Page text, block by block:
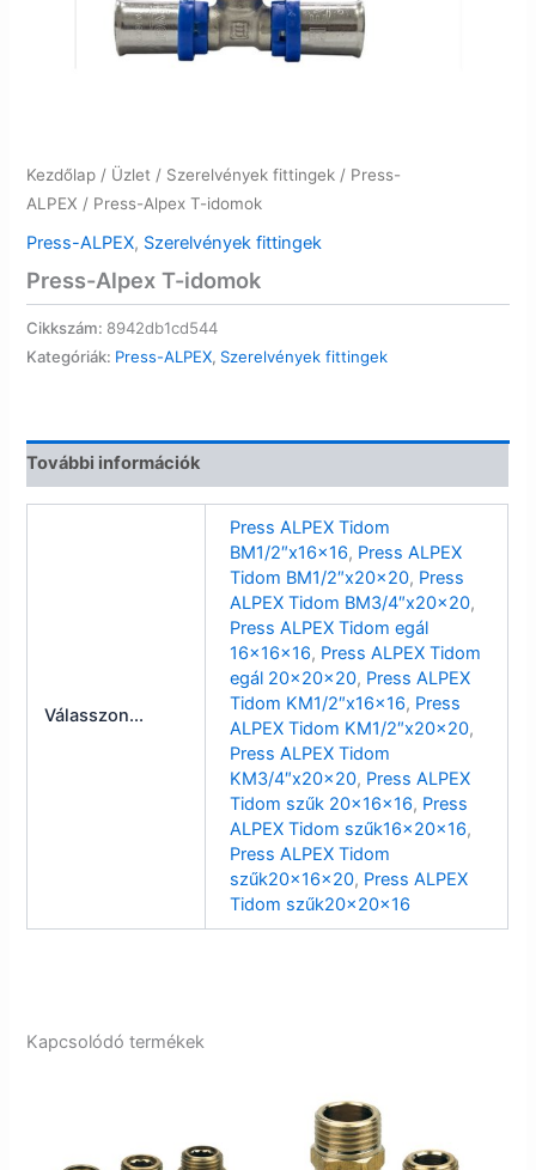
Kezdőlap / Üzlet / Szerelvények fittingek / Press-
ALPEX / Press-Alpex T-idomok
Press-ALPEX, Szerelvények fittingek
Press-Alpex T-idomok
Cikkszám: 8942db1cd544
Kategóriák: Press-ALPEX, Szerelvények fittingek
További információk
Válasszon...
Press ALPEX Tidom
BM1/2″x16x16, Press ALPEX
Tidom BM1/2″x20x20, Press
ALPEX Tidom BM3/4″x20x20,
Press ALPEX Tidom egál
16x16x16, Press ALPEX Tidom
egál 20x20x20, Press ALPEX
Tidom KM1/2″x16x16, Press
ALPEX Tidom KM1/2″x20x20,
Press ALPEX Tidom
KM3/4″x20x20, Press ALPEX
Tidom szűk 20x16x16, Press
ALPEX Tidom szűk16x20x16,
Press ALPEX Tidom
szűk20x16x20, Press ALPEX
Tidom szűk20x20x16
Kapcsolódó termékek